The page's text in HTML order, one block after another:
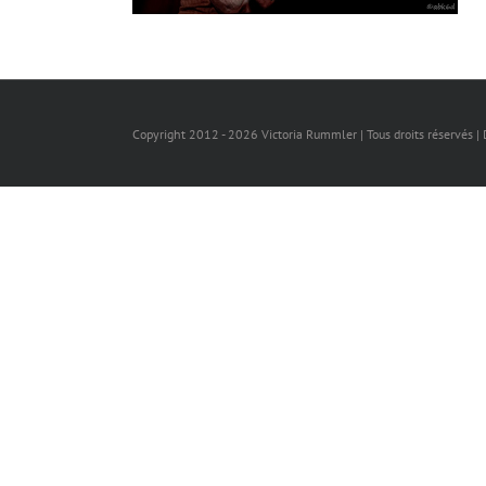
Copyright 2012 - 2026 Victoria Rummler | Tous droits réservés |